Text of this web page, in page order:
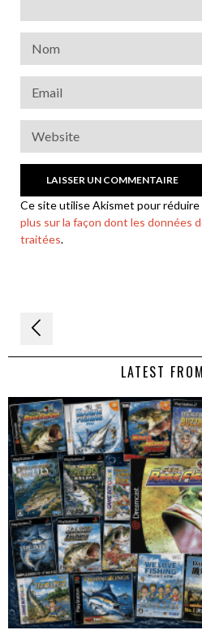
Ce site utilise Akismet pour réduire
plus sur la façon dont les données
traitées.
Navigation
de LATEST